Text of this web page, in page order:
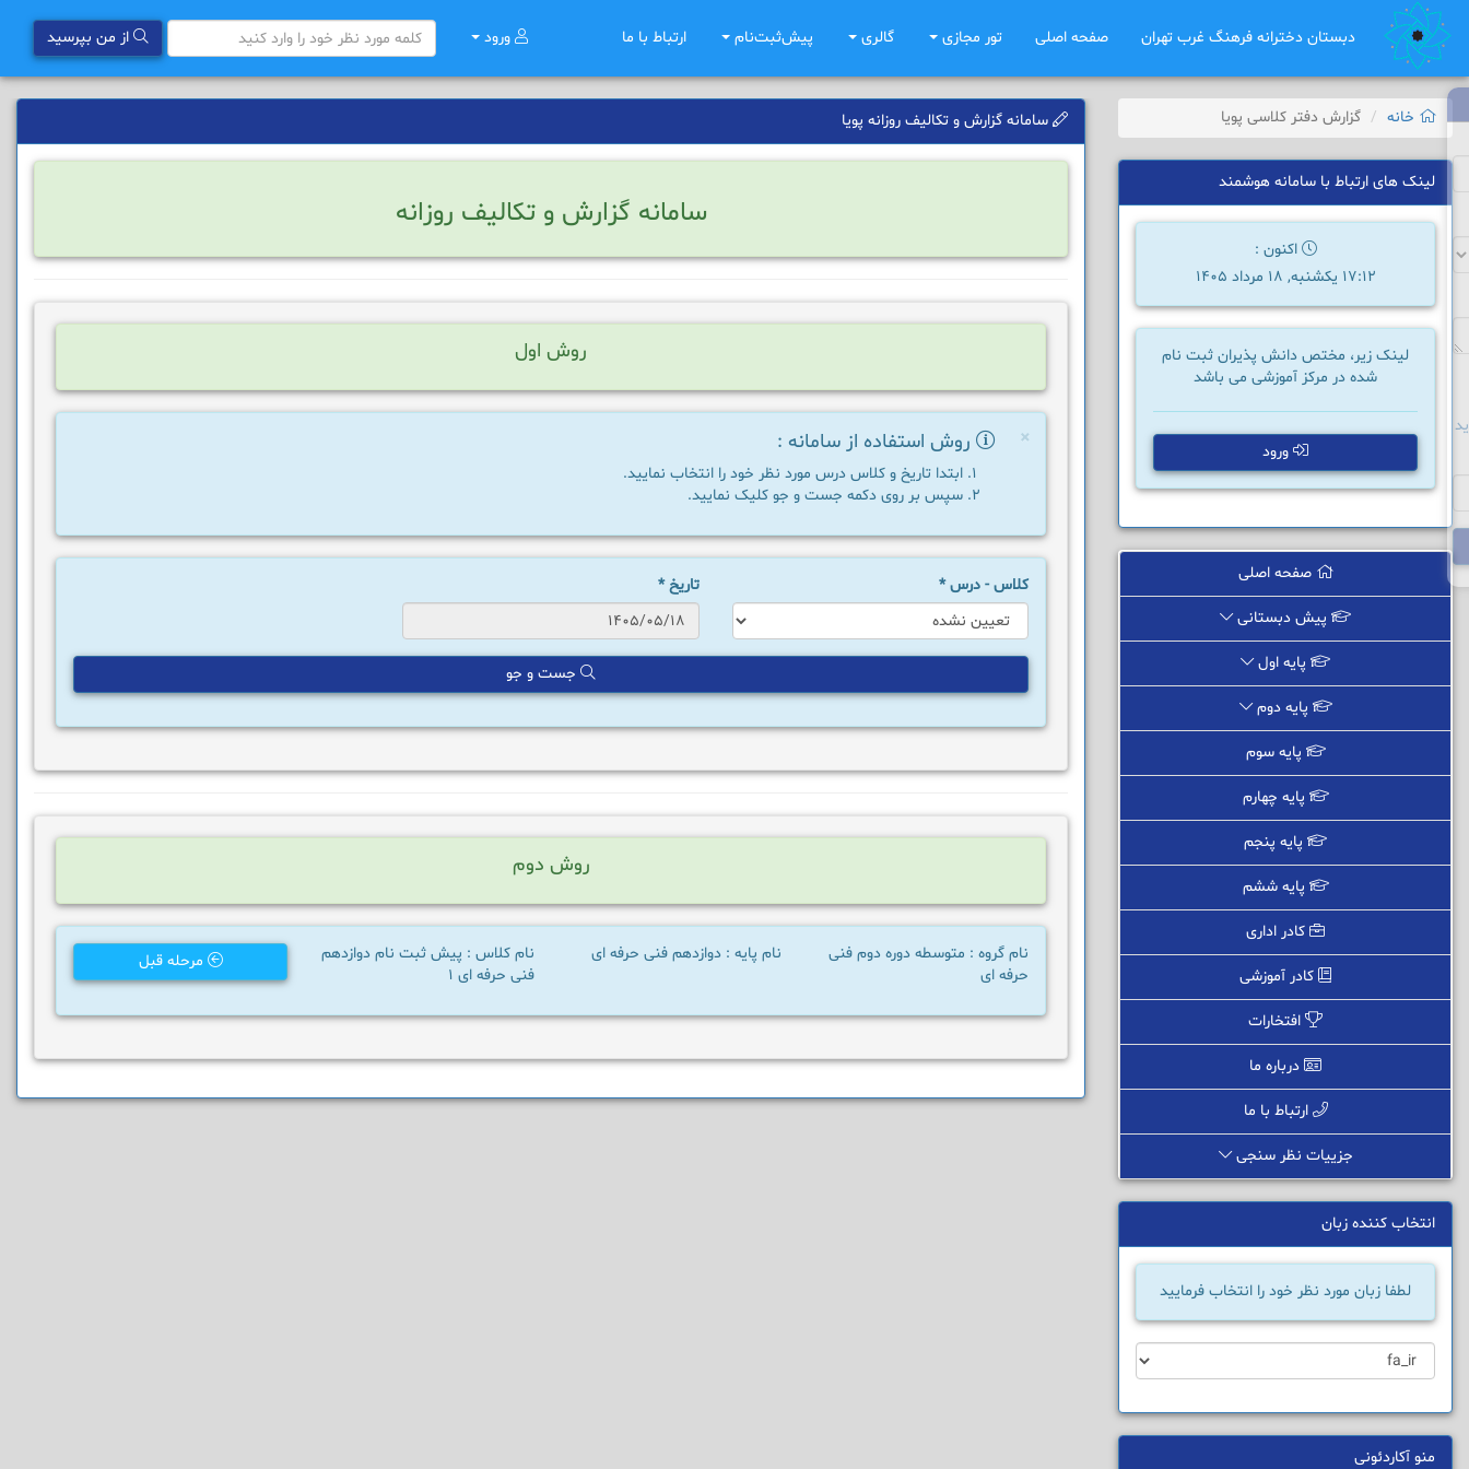
دبستان دخترانه فرهنگ غرب تهران صفحه اصلی تور مجازی گالری پیش‌ثبت‌نام ارتباط با ما از من بپرسید ورود
سامانه گزارش و تکالیف روزانه پویا
سامانه گزارش و تکالیف روزانه
روش اول
× روش استفاده از سامانه :
ابتدا تاریخ و کلاس درس مورد نظر خود را انتخاب نمایید.
سپس بر روی دکمه جست و جو کلیک نمایید.
کلاس - درس* تاریخ*
جست و جو
روش دوم
نام گروه : متوسطه دوره دوم فنی
حرفه ای
نام پایه : دوازدهم فنی حرفه ای
نام کلاس : پیش ثبت نام دوازدهم
فنی حرفه ای 1
مرحله قبل
خانه گزارش دفتر کلاسی پویا
لینک های ارتباط با سامانه هوشمند
اکنون :
17:12 یکشنبه, 18 مرداد 1405
لینک زیر، مختص دانش پذیران ثبت نام
شده در مرکز آموزشی می باشد
ورود
صفحه اصلی
پیش دبستانی
پایه اول
پایه دوم
پایه سوم
پایه چهارم
پایه پنجم
پایه ششم
کادر اداری
کادر آموزشی
افتخارات
درباره ما
ارتباط با ما
جزییات نظر سنجی
انتخاب کننده زبان
لطفا زبان مورد نظر خود را انتخاب فرمایید
منو آکاردئونی